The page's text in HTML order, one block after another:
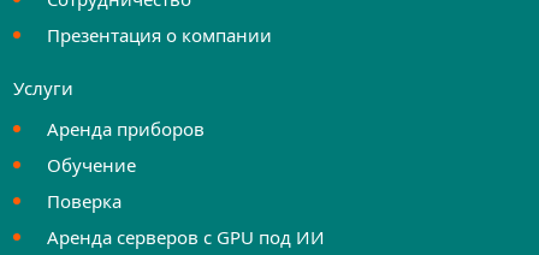
Презентация о компании
Услуги
Аренда приборов
Обучение
Поверка
Аренда серверов с GPU под ИИ